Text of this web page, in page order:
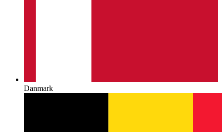
Danmark